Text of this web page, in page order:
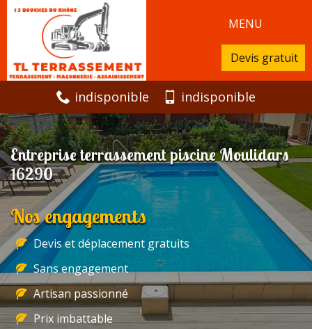
MENU
Devis gratuit
indisponible indisponible
Entreprise terrassement piscine Moulidars
16290
Nos engagements
Devis et déplacement gratuits
Sans engagement
Artisan passionné
Prix imbattable